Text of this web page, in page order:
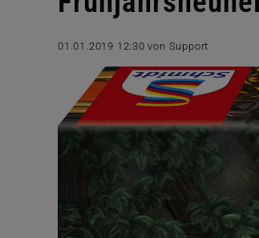
01.01.2019 12:30 von Support